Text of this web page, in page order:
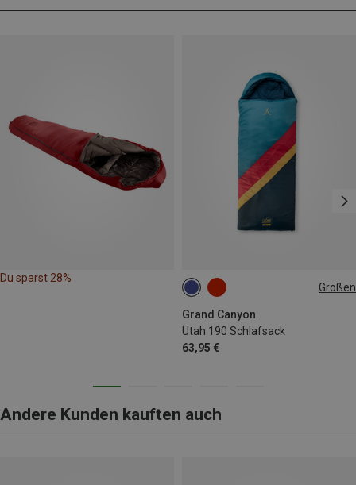
Du sparst 28%
Größen
Grand Canyon
Utah 190 Schlafsack
63,95 €
MAX. 190CM
Andere Kunden kauften auch